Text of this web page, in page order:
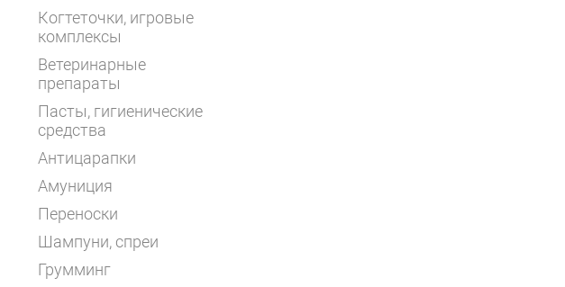
Когтеточки, игровые
комплексы
Ветеринарные
препараты
Пасты, гигиенические
средства
Антицарапки
Амуниция
Переноски
Шампуни, спреи
Грумминг